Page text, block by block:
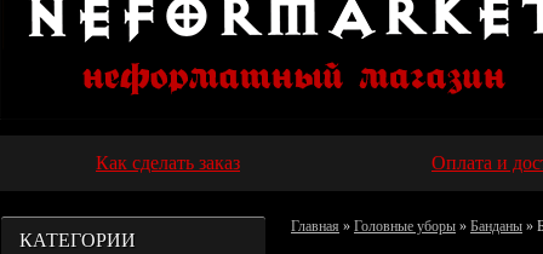
Как сделать заказ Оплата и
КАТЕГОРИИ Главная » Головные уборы » Банданы »